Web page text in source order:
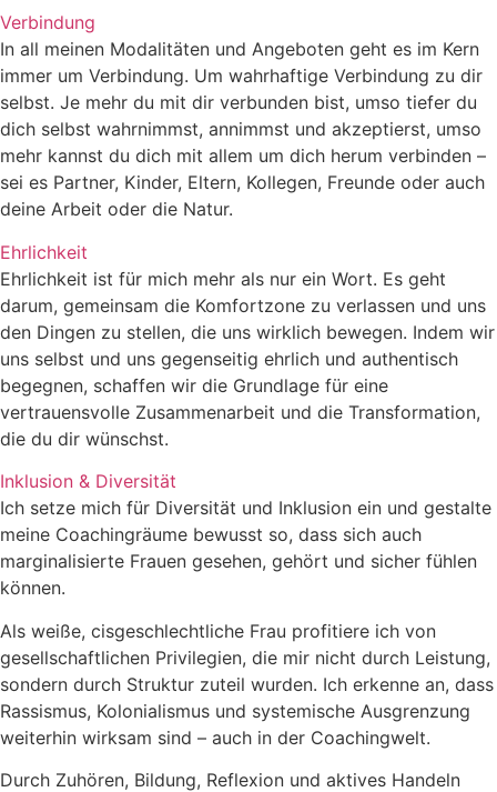
Verbindung
In all meinen Modalitäten und Angeboten geht es im Kern
immer um Verbindung. Um wahrhaftige Verbindung zu dir
selbst. Je mehr du mit dir verbunden bist, umso tiefer du
dich selbst wahrnimmst, annimmst und akzeptierst, umso
mehr kannst du dich mit allem um dich herum verbinden –
sei es Partner, Kinder, Eltern, Kollegen, Freunde oder auch
deine Arbeit oder die Natur.
Ehrlichkeit
Ehrlichkeit ist für mich mehr als nur ein Wort. Es geht
darum, gemeinsam die Komfortzone zu verlassen und uns
den Dingen zu stellen, die uns wirklich bewegen. Indem wir
uns selbst und uns gegenseitig ehrlich und authentisch
begegnen, schaffen wir die Grundlage für eine
vertrauensvolle Zusammenarbeit und die Transformation,
die du dir wünschst.
Inklusion & Diversität
Ich setze mich für Diversität und Inklusion ein und gestalte
meine Coachingräume bewusst so, dass sich auch
marginalisierte Frauen gesehen, gehört und sicher fühlen
können.
Als weiße, cisgeschlechtliche Frau profitiere ich von
gesellschaftlichen Privilegien, die mir nicht durch Leistung,
sondern durch Struktur zuteil wurden. Ich erkenne an, dass
Rassismus, Kolonialismus und systemische Ausgrenzung
weiterhin wirksam sind – auch in der Coachingwelt.
Durch Zuhören, Bildung, Reflexion und aktives Handeln